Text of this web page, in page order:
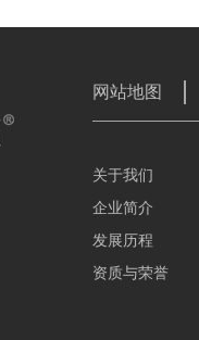
网站地图
关于我们
企业简介
发展历程
资质与荣誉